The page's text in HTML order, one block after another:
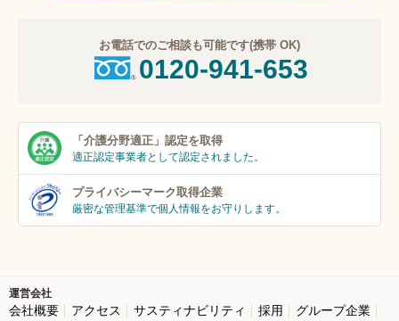
お電話でのご相談も可能です(携帯 OK)
0120-941-653
「介護分野適正」 認定を取得
適正認定事業者として認定されました。
プライバシーマーク取得企業
厳密な管理基準で個人情報をお守りします。
運営会社
会社概要 アクセス サスティナビリティ 採用 グループ企業